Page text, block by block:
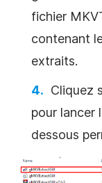
fichier
contenant
extraits.
Cliquez
pour lancer
dessous